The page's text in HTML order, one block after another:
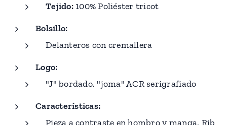
Tejido: 100% Poliéster tricot
Bolsillo:
Delanteros con cremallera
Logo:
"J" bordado. "joma" ACR serigrafiado
Características:
Pieza a contraste en hombro y manga. Rib